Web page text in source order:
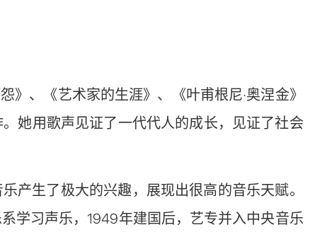
、《艺术家的生涯》、《叶甫根尼·奥涅金》
她用歌声见证了一代代人的成长，见证了社会
产生了极大的兴趣，展现出很高的音乐天赋。
学习声乐，1949年建国后，艺专并入中央音乐